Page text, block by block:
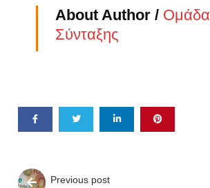
About Author / Ομάδα
Σύνταξης
Previous post